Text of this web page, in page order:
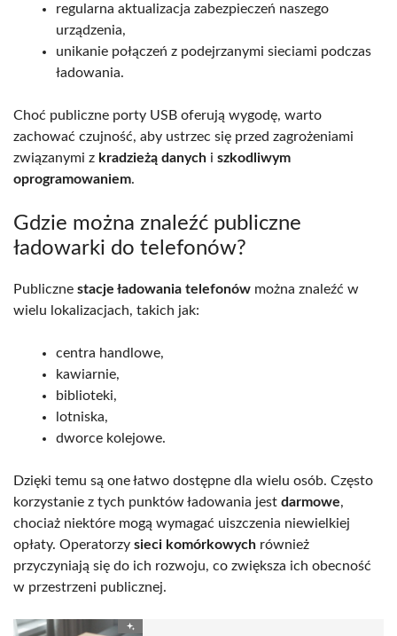
regularna aktualizacja zabezpieczeń naszego
urządzenia,
unikanie połączeń z podejrzanymi sieciami podczas
ładowania.
Choć publiczne porty USB oferują wygodę, warto
zachować czujność, aby ustrzec się przed zagrożeniami
związanymi z kradzieżą danych i szkodliwym
oprogramowaniem.
Gdzie można znaleźć publiczne
ładowarki do telefonów?
Publiczne stacje ładowania telefonów można znaleźć w
wielu lokalizacjach, takich jak:
centra handlowe,
kawiarnie,
biblioteki,
lotniska,
dworce kolejowe.
Dzięki temu są one łatwo dostępne dla wielu osób. Często
korzystanie z tych punktów ładowania jest darmowe,
chociaż niektóre mogą wymagać uiszczenia niewielkiej
opłaty. Operatorzy sieci komórkowych również
przyczyniają się do ich rozwoju, co zwiększa ich obecność
w przestrzeni publicznej.